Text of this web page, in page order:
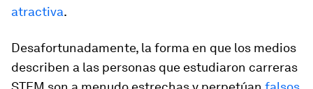
atractiva.
Desafortunadamente, la forma en que los medios
describen a las personas que estudiaron carreras